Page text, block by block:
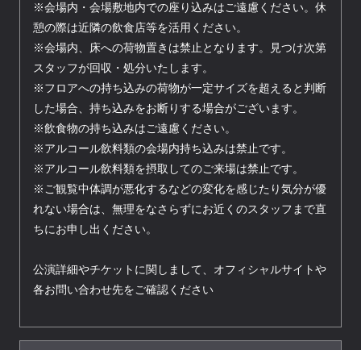
※会場内・会場敷地内での座り込みはご遠慮ください。休
憩の際は近隣の飲食店等を活用ください。
※会場内、床への荷物置きは禁止となります。見つけ次第
スタッフが回収・処分いたします。
※フロアへの持ち込みの荷物が一定サイズを超えると判断
した場合、持ち込みをお断りする場合がございます。
※飲食物の持ち込みはご遠慮ください。
※アルコール飲料類の会場内持ち込みは禁止です。
※アルコール飲料類を摂取してのご来場は禁止です。
※ご観覧中体調が悪化するなどの変化を感じたり気分が優
れない場合は、無理をなさらずにお近くのスタッフまで直
ちにお申し出ください。
公演詳細やチケットに関しまして、オフィシャルサイトや
各お問い合わせ先をご確認ください